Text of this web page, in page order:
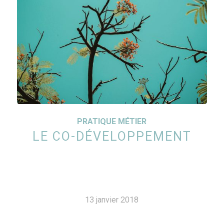
PRATIQUE MÉTIER
LE CO-DÉVELOPPEMENT
13 janvier 2018